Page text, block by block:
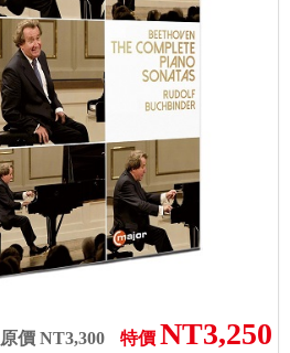
原價 NT3,300 特價 NT3,250